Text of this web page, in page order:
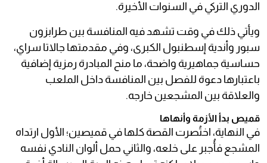
الدوري التركي في السنوات الأخيرة.
ويأتي ذلك في وقت تشهد فيه المنافسة بين طرابزون
سبور وأندية إسطنبول الكبرى، وفي مقدمتها جالاتا سراي،
حساسية جماهيرية واضحة، ما منح المبادرة رمزية إضافية
باعتبارها دعوة للفصل بين المنافسة داخل الملعب
والعلاقة بين المشجعين خارجه.
قميص بدأ الأزمة وأنهاها
في النهاية، اختُصرت القصة كلها في قميصين؛ الأول ارتداه
المشجع فأُجبر على خلعه، والثاني حمل ألوان النادي نفسه